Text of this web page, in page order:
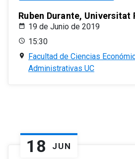
Ruben Durante, Universitat
19 de Junio de 2019
15:30
Facultad de Ciencias
Administrativas UC
18 JUN